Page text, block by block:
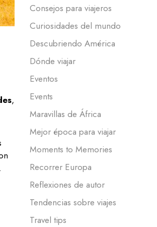
,
Consejos para viajeros
Curiosidades del mundo
Descubriendo América
Dónde viajar
Eventos
Events
Maravillas de África
Mejor época para viajar
Moments to Memories
Recorrer Europa
Reflexiones de autor
Tendencias sobre viajes
Travel tips